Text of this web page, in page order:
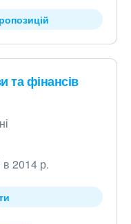
та фінансів
2014 р.